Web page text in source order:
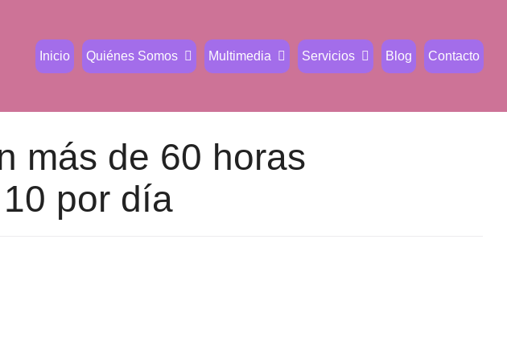
Inicio Quiénes Somos Multimedia Servicios Blog Contacto
más de 60 horas
por día